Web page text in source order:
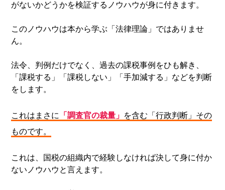
がないかどうかを検証するノウハウが身に付きます。
このノウハウは本から学ぶ「法律理論」ではありませ
ん。
法令、判例だけでなく、過去の課税事例をひも解き、
「課税する」「課税しない」「手加減する」などを判断
をします。
これはまさに 「調査官の裁量」 を含む「行政判断」その
ものです。
これは、国税の組織内で経験しなければ決して身に付か
ないノウハウと言えます。